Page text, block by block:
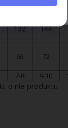
132 144
66 72
7-8 9-10
a nie produktu